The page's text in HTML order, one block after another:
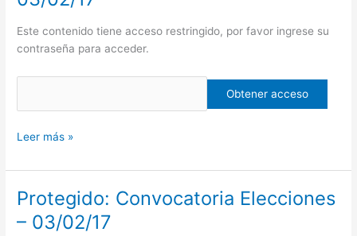
Este contenido tiene acceso restringido, por favor ingrese su
contraseña para acceder.
Elecciones
Leer más »
Protegido: Convocatoria Elecciones
– 03/02/17
Protegido:
Convocatoria
Elecciones